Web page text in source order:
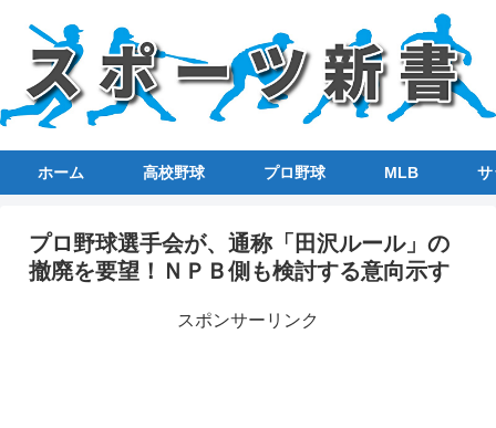
ホーム 高校野球 プロ野球 MLB サ
プロ野球選手会が、通称「田沢ルール」の
撤廃を要望！ＮＰＢ側も検討する意向示す
スポンサーリンク